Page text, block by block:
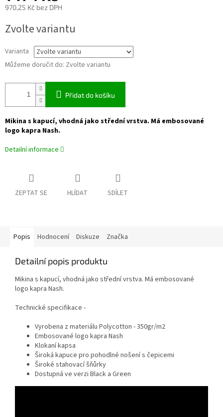
970,25 Kč bez DPH
cena:
Zvolte variantu
Varianta
Můžeme doručit do: Zvolte variantu
Přidat do košíku
Mikina s kapucí, vhodná jako střední vrstva. Má embosované
logo kapra Nash.
Detailní informace
ZEPTAT SE HLÍDAT SDÍLET
Popis Hodnocení Diskuze Značka
Detailní popis produktu
Mikina s kapucí, vhodná jako střední vrstva. Má embosované
logo kapra Nash.
Technické specifikace -
Vyrobena z materiálu Polycotton - 350gr/m2
Embosované logo kapra Nash
Klokaní kapsa
Široká kapuce pro pohodlné nošení s čepicemi
Široké stahovací šňůrky
Dostupná ve verzi Black a Green